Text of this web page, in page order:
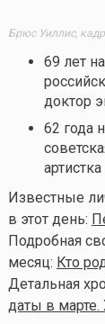
Брюс Уиллис,
69 лет
доктор
62 года
Известные
в этот день:
Подробная
месяц: Кто
Детальная
даты в